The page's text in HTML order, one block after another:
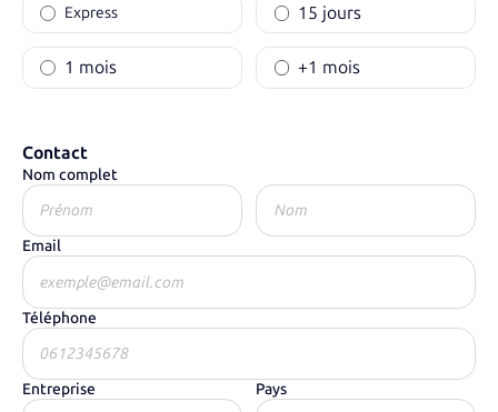
Express
15 jours
1 mois +1 mois
Contact
Nom complet
Email
Téléphone
Entreprise Pays